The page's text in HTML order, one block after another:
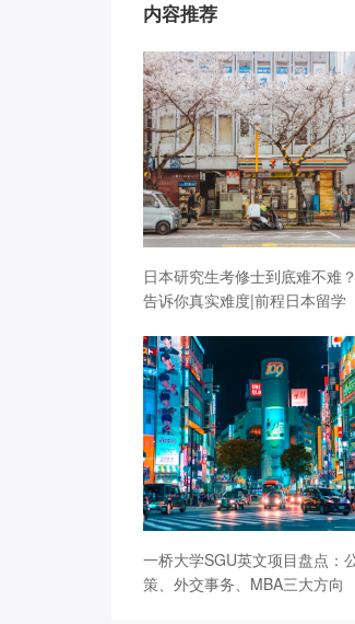
内容推荐
日本研究生考修士到底难不难
告诉你真实难度|前程日本留学
一桥大学SGU英文项目盘点：
策、外交事务、MBA三大方向